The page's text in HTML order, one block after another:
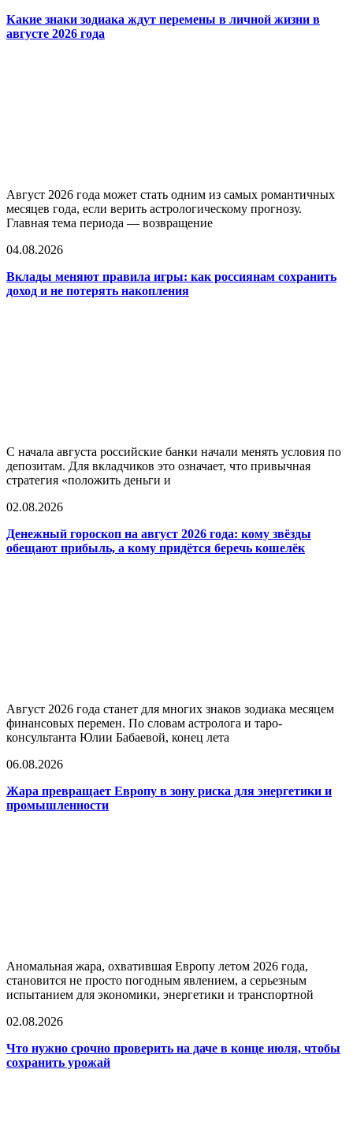
Какие знаки зодиака ждут перемены в личной жизни в
августе 2026 года
Август 2026 года может стать одним из самых романтичных
месяцев года, если верить астрологическому прогнозу.
Главная тема периода — возвращение
04.08.2026
Вклады меняют правила игры: как россиянам сохранить
доход и не потерять накопления
С начала августа российские банки начали менять условия по
депозитам. Для вкладчиков это означает, что привычная
стратегия «положить деньги и
02.08.2026
Денежный гороскоп на август 2026 года: кому звёзды
обещают прибыль, а кому придётся беречь кошелёк
Август 2026 года станет для многих знаков зодиака месяцем
финансовых перемен. По словам астролога и таро-
консультанта Юлии Бабаевой, конец лета
06.08.2026
Жара превращает Европу в зону риска для энергетики и
промышленности
Аномальная жара, охватившая Европу летом 2026 года,
становится не просто погодным явлением, а серьезным
испытанием для экономики, энергетики и транспортной
02.08.2026
Что нужно срочно проверить на даче в конце июля, чтобы
сохранить урожай